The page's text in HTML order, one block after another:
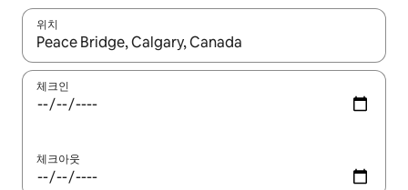
위치
결과가 나오면 위·아래 화살표 키를 사용하거나 터치 또는 스와이
체크인
체크아웃